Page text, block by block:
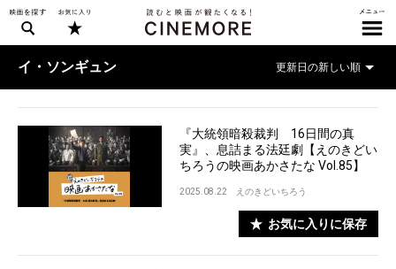
イ・ソンギュン
『大統領暗殺裁判 16日間の真
実』、息詰まる法廷劇【えのきどい
ちろうの映画あかさたな Vol.85】
2025.08.22 えのきどいちろう
お気に入りに保存